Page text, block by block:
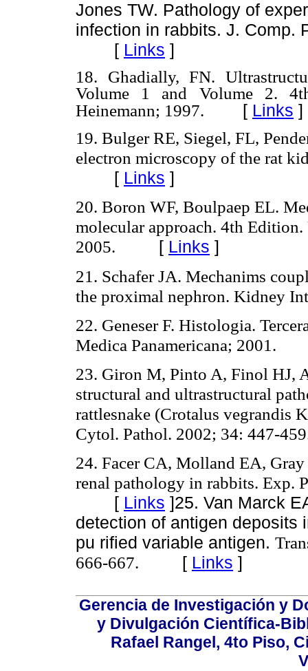
Jones TW. Pathology of
infection in rabbits. J. Comp.
[ Links ]
18. Ghadially, FN.
Volume 1 and Volume 2.
Heinemann; 1997. [ Links ]
19. Bulger RE, Siegel, FL,
electron microscopy of the rat
[ Links ]
20. Boron WF, Boulpaep EL.
molecular approach. 4th
2005.
[ Links ]
21. Schafer JA. Mechanims
the proximal nephron. Kidney
22. Geneser F. Histologia.
Medica Panamericana; 2001.
23. Giron M, Pinto A, Finol HJ,
structural and ultrastructural
rattlesnake (Crotalus vegrandis
Cytol. Pathol. 2002; 34: 447-
24. Facer CA, Molland EA,
renal pathology in rabbits. Exp.
[ Links ]25. Van Marck
detection of antigen deposits
pu rified variable antigen.
666-667. [ Links ]
Gerencia de Investigación y
y Divulgación Científica-
Rafael Rangel, 4to Piso,